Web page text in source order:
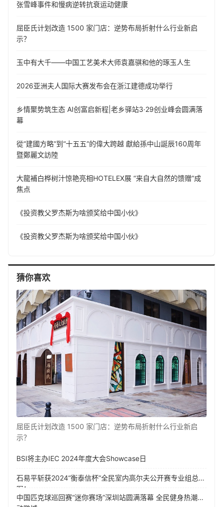
张雪峰事件和慢病逆转抗衰运动健康
屈臣氏计划改造 1500 家门店：逆势布局折射什么行业新启
示？
玉中有大千——中国工艺美术大师袁嘉骐和他的琢玉人生
​2026亚洲夫人国际大赛发布会在浙江建德成功举行
乡情聚势筑生态 AI创富启新程|老乡驿站3·29创业峰会圆满落
幕
從“建國方略”到“十五五”的偉大跨越 獻給孫中山誕辰160周年
暨鄭麗文訪陸
大龍補白桦树汁惊艳亮相HOTELEX展 “来自大自然的馈赠”成
焦点
《投资教父罗杰斯为啥颁奖给中国小伙》
《投资教父罗杰斯为啥颁奖给中国小伙》
猜你喜欢
屈臣氏计划改造 1500 家门店：逆势布局折射什么行业新启
示？
BSI将主办IEC 2024年度大会Showcase日
石易平斩获2024“衡泰信杯”全民室内高尔夫公开赛专业组总冠
军！
中国匹克球巡回赛“迷你赛场”深圳站圆满落幕 全民健身热潮涌